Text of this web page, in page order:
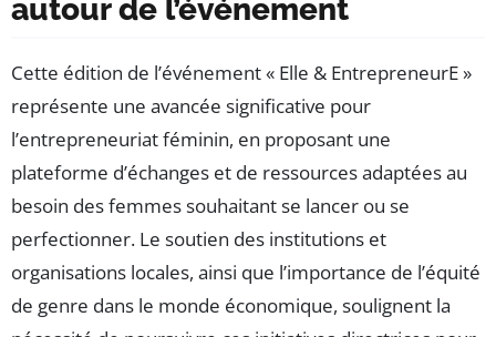
autour de l’événement
Cette édition de l’événement « Elle & EntrepreneurE »
représente une avancée significative pour
l’entrepreneuriat féminin, en proposant une
plateforme d’échanges et de ressources adaptées au
besoin des femmes souhaitant se lancer ou se
perfectionner. Le soutien des institutions et
organisations locales, ainsi que l’importance de l’équité
de genre dans le monde économique, soulignent la